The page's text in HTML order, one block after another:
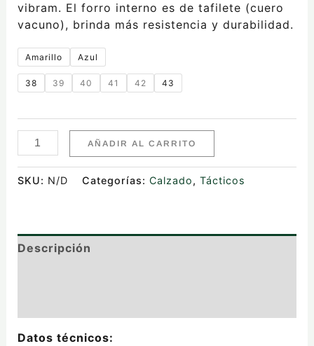
vibram. El forro interno es de tafilete (cuero
vacuno), brinda más resistencia y durabilidad.
Amarillo Azul
38 39 40 41 42 43
AÑADIR AL CARRITO
SKU: N/D Categorías: Calzado, Tácticos
Descripción
Datos técnicos: